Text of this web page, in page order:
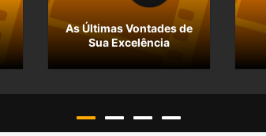
As Últimas Vontades de
Sua Excelência